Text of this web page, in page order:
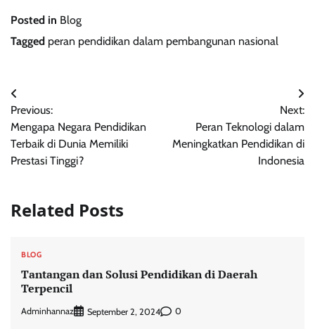
Posted in Blog
Tagged peran pendidikan dalam pembangunan nasional
Post
navigation
Previous:
Mengapa Negara Pendidikan
Terbaik di Dunia Memiliki
Prestasi Tinggi?
Next:
Peran Teknologi dalam
Meningkatkan Pendidikan di
Indonesia
Related Posts
BLOG
Tantangan dan Solusi Pendidikan di Daerah
Terpencil
Adminhannaz September 2, 2024 0